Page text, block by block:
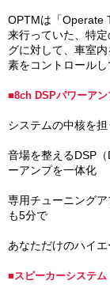
OPTMは「Operate
来行っていた、特
グに対して、車室
素をコントロールし
■8ch DSPパワーアン
システムの中核を
音場を整えるDSP
ーアンプを一体化
専用チューニング
も5分で
あなただけのハイ
■スピーカーシステム